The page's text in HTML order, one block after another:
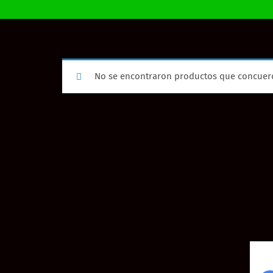
No se encontraron productos que